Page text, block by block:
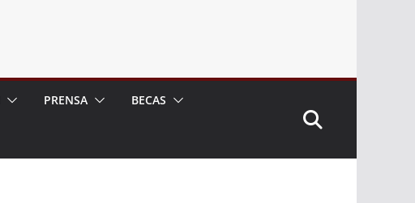
PRENSA BECAS